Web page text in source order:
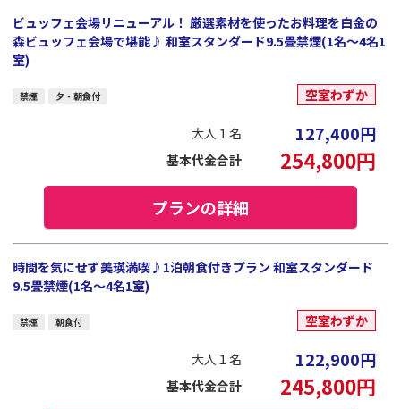
ビュッフェ会場リニューアル！ 厳選素材を使ったお料理を白金の
森ビュッフェ会場で堪能♪ 和室スタンダード9.5畳禁煙(1名～4名1
室)
禁煙 夕・朝食付 空室わずか
大人１名 127,400円
基本代金合計 254,800円
プランの詳細
時間を気にせず美瑛満喫♪1泊朝食付きプラン 和室スタンダード
9.5畳禁煙(1名～4名1室)
禁煙 朝食付 空室わずか
大人１名 122,900円
基本代金合計 245,800円